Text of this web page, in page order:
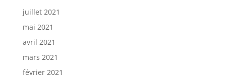
juillet 2021
mai 2021
avril 2021
mars 2021
février 2021